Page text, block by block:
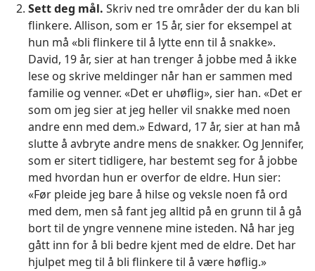
Sett deg mål. Skriv ned tre områder der du kan bli
flinkere. Allison, som er 15 år, sier for eksempel at
hun må «bli flinkere til å lytte enn til å snakke».
David, 19 år, sier at han trenger å jobbe med å ikke
lese og skrive meldinger når han er sammen med
familie og venner. «Det er uhøflig», sier han. «Det er
som om jeg sier at jeg heller vil snakke med noen
andre enn med dem.» Edward, 17 år, sier at han må
slutte å avbryte andre mens de snakker. Og Jennifer,
som er sitert tidligere, har bestemt seg for å jobbe
med hvordan hun er overfor de eldre. Hun sier:
«Før pleide jeg bare å hilse og veksle noen få ord
med dem, men så fant jeg alltid på en grunn til å gå
bort til de yngre vennene mine isteden. Nå har jeg
gått inn for å bli bedre kjent med de eldre. Det har
hjulpet meg til å bli flinkere til å være høflig.»